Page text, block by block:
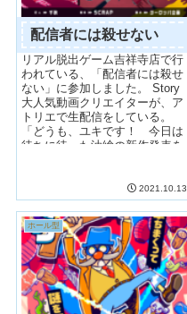
配信者には殺せない
リアル脱出ゲーム吉祥寺店で行
われている、「配信者には殺せ
ない」に参加しました。 Story
大人気動画クリエイターが、ア
トリエで生配信をしている。
「どうも、ユキです！ 今日は
待ちに待った油絵の新作発表を
2021.10.13
ホール型